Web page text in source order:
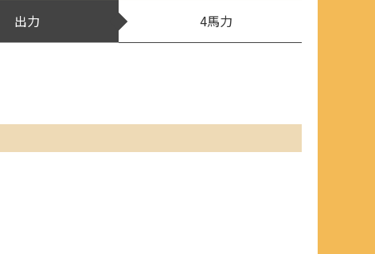
出力 4馬力